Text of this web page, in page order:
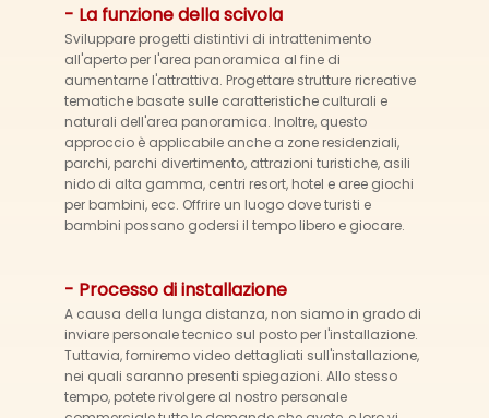
- La funzione della scivola
Sviluppare progetti distintivi di intrattenimento
all'aperto per l'area panoramica al fine di
aumentarne l'attrattiva. Progettare strutture ricreative
tematiche basate sulle caratteristiche culturali e
naturali dell'area panoramica. Inoltre, questo
approccio è applicabile anche a zone residenziali,
parchi, parchi divertimento, attrazioni turistiche, asili
nido di alta gamma, centri resort, hotel e aree giochi
per bambini, ecc. Offrire un luogo dove turisti e
bambini possano godersi il tempo libero e giocare.
- Processo di installazione
A causa della lunga distanza, non siamo in grado di
inviare personale tecnico sul posto per l'installazione.
Tuttavia, forniremo video dettagliati sull'installazione,
nei quali saranno presenti spiegazioni. Allo stesso
tempo, potete rivolgere al nostro personale